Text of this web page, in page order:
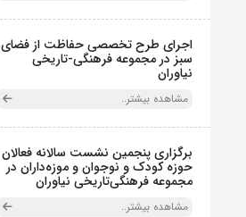
اجرای طرح تخصصی حفاظت از فضای
سبز در مجموعه فرهنگی-تاریخی
نیاوران
مشاهده بیشتر..
برگزاری پنجمین نشست سالانه فعالان
حوزه کودک و نوجوان و موزه‌داران در
مجموعه فرهنگی‌تاریخی نیاوران
مشاهده بیشتر..